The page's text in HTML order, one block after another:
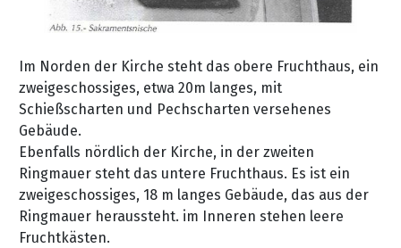
Im Norden der Kirche steht das obere Fruchthaus, ein
zweigeschossiges, etwa 20m langes, mit
Schießscharten und Pechscharten versehenes
Gebäude.
Ebenfalls nördlich der Kirche, in der zweiten
Ringmauer steht das untere Fruchthaus. Es ist ein
zweigeschossiges, 18 m langes Gebäude, das aus der
Ringmauer heraussteht. im Inneren stehen leere
Fruchtkästen.